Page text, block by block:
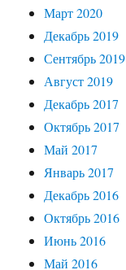
Март 2020
Декабрь 2019
Сентябрь 2019
Август 2019
Декабрь 2017
Октябрь 2017
Май 2017
Январь 2017
Декабрь 2016
Октябрь 2016
Июнь 2016
Май 2016